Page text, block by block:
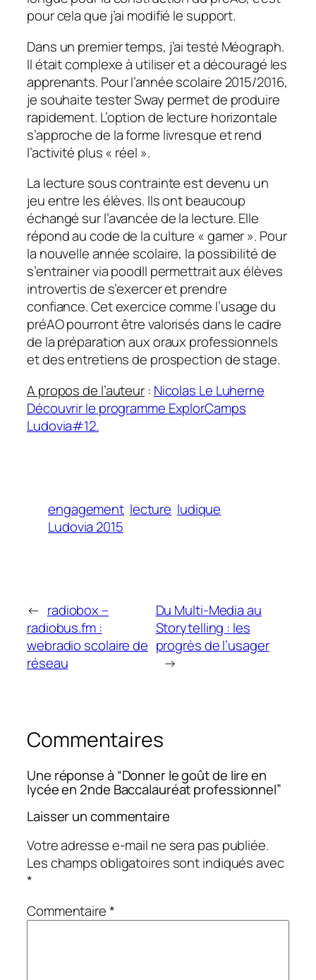
pour cela que j’ai modifié le support.
Dans un premier temps, j’ai testé Méograph.
Il était complexe à utiliser et a découragé les
apprenants. Pour l’année scolaire 2015/2016,
je souhaite tester Sway permet de produire
rapidement. L’option de lecture horizontale
s’approche de la forme livresque et rend
l’activité plus « réel ».
La lecture sous contrainte est devenu un
jeu entre les élèves. Ils ont beaucoup
échangé sur l’avancée de la lecture. Elle
répond au code de la culture « gamer ». Pour
la nouvelle année scolaire, la possibilité de
s’entrainer via poodll permettrait aux élèves
introvertis de s’exercer et prendre
confiance. Cet exercice comme l’usage du
préAO pourront être valorisés dans le cadre
de la préparation aux oraux professionnels
et des entretiens de prospection de stage.
A propos de l’auteur : Nicolas Le Luherne
Découvrir le programme ExplorCamps
Ludovia#12.
engagement lecture ludique
Ludovia 2015
← radiobox –
radiobus.fm :
webradio scolaire de
réseau
Du Multi-Media au
Storytelling : les
progrès de l’usager
→
Commentaires
Une réponse à “Donner le goût de lire en
lycée en 2nde Baccalauréat professionnel”
Laisser un commentaire
Votre adresse e-mail ne sera pas publiée.
Les champs obligatoires sont indiqués avec
*
Commentaire*